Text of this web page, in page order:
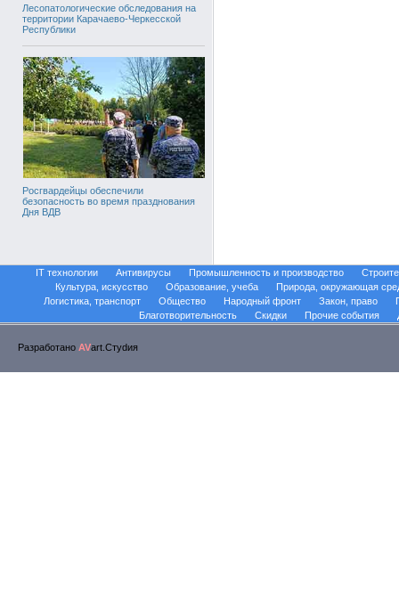
Лесопатологические обследования на
территории Карачаево-Черкесской
Республики
Росгвардейцы обеспечили
безопасность во время празднования
Дня ВДВ
IT технологии Антивирусы Промышленность и производство
Культура, искусство
Образование, учеба
Природа, окружающая
Логистика, транспорт
Общество Народный фронт Закон, право
Благотворительность
Скидки Прочие события
Разработано AVart.Стуdия